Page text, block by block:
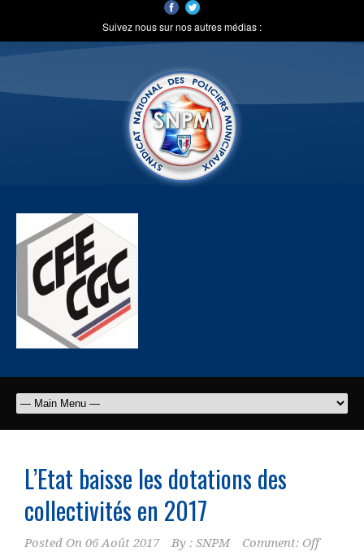
Suivez nous sur nos autres médias :
L’Etat baisse les dotations des
collectivités en 2017
Posted On 06 Août 2017 By : SNPM Comment: Off